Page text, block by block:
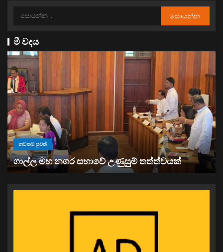
මී වදය
නවතම පුවත්
“ඉවත් වෙනු” තිබුණත්, මෙරට අයිස් මත්ද්‍රව්‍ය භාවිතය
ඉහළට